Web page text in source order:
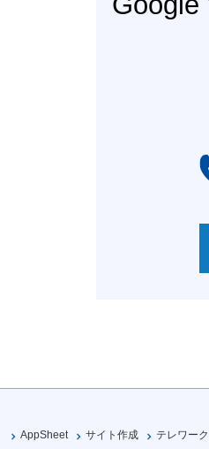
AppSheet サイト作成 テレワーク